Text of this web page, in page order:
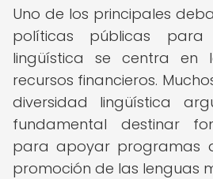
Uno de los principales
políticas públicas para
lingüística se centra en
recursos financieros.
diversidad lingüística
fundamental destinar
para apoyar programas
promoción de las lenguas